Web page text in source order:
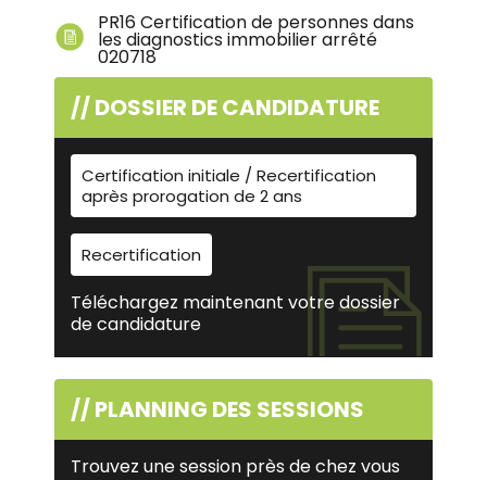
PR16 Certification de personnes dans
les diagnostics immobilier arrêté
020718
// DOSSIER DE CANDIDATURE
Certification initiale / Recertification
après prorogation de 2 ans
Recertification
Téléchargez maintenant votre dossier
de candidature
// PLANNING DES SESSIONS
Trouvez une session près de chez vous